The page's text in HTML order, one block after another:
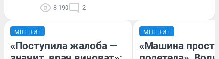
8 190 2
МНЕНИЕ
«Поступила жалоба —
МНЕНИЕ
«Машина